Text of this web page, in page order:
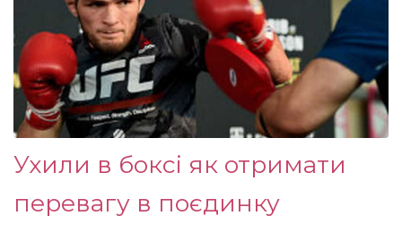
Ухили в боксі як отримати
перевагу в поєдинку